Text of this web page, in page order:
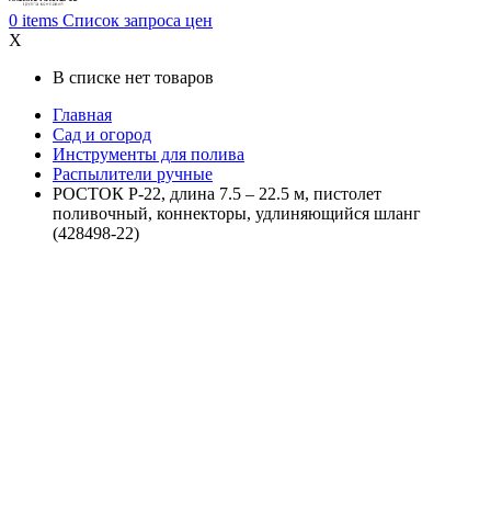
0 items Список запроса цен
X
В списке нет товаров
Главная
Сад и огород
Инструменты для полива
Распылители ручные
РОСТОК Р-22, длина 7.5 – 22.5 м, пистолет
поливочный, коннекторы, удлиняющийся шланг
(428498-22)